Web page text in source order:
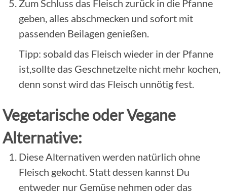
Zum Schluss das Fleisch zurück in die Pfanne
geben, alles abschmecken und sofort mit
passenden Beilagen genießen.
Tipp: sobald das Fleisch wieder in der Pfanne
ist,sollte das Geschnetzelte nicht mehr kochen,
denn sonst wird das Fleisch unnötig fest.
Vegetarische oder Vegane
Alternative:
Diese Alternativen werden natürlich ohne
Fleisch gekocht. Statt dessen kannst Du
entweder nur Gemüse nehmen oder das